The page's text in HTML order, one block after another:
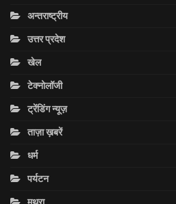
अन्तराष्ट्रीय
उत्तर प्रदेश
खेल
टेक्नोलॉजी
ट्रेंडिंग न्यूज़
ताज़ा ख़बरें
धर्म
पर्यटन